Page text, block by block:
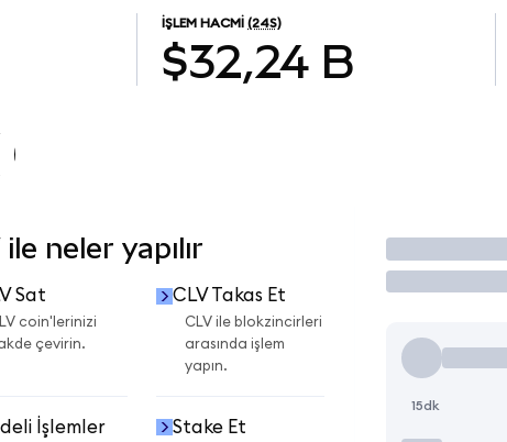
İŞLEM HACMI (24S)
$32,24 B
neler yapılır
Sat
coin'lerinizi
çevirin.
CLV Takas Et
CLV ile blokzincirleri
arasında işlem
yapın.
İşlemler Stake Et
İşlem
15dk